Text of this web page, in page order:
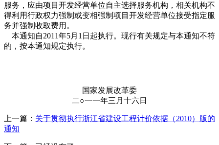
服务，应由项目开发经营单位自主选择服务机构，相关机构不
得利用行政权力强制或变相强制项目开发经营单位接受指定服
务并强制收取费用。
本通知自2011年5月1日起执行。现行有关规定与本通知不符
的，按本通知规定执行。
国家发展改革委
二○一一年三月十六日
上一篇： 关于贯彻执行浙江省建设工程计价依据（2010）版的
通知